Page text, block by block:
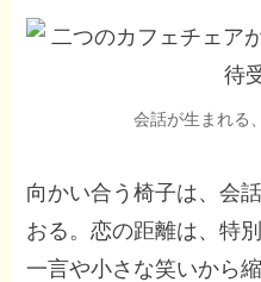
会話が生まれる
向かい合う椅子は、会
おる。恋の距離は、特
一言や小さな笑いから